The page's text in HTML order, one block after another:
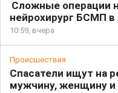
Сложные операции
нейрохирург БСМП в
10:59, вчера
Происшествия
Спасатели ищут на
мужчину, женщину и